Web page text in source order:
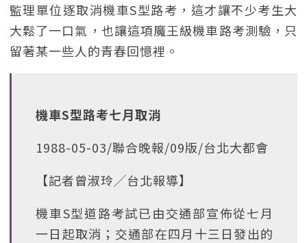
監理單位逐取消機車S型路考，這才讓不少考生大
大鬆了一口氣，也讓這項魔王級機車路考測驗，只
留著某一些人的青春回憶裡。
機車S型路考七月取消
1988-05-03/聯合晚報/09版/台北大都會
【記者曾淑玲╱台北報導】
機車S型道路考試已由交通部宣佈從七月
一日起取消；交通部在四月十三日發出的